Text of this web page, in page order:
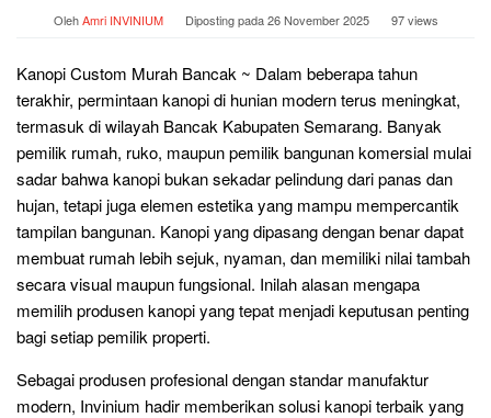
OlehAmri INVINIUM Diposting pada26 November 2025 97 views
Kanopi Custom Murah Bancak ~ Dalam beberapa tahun
terakhir, permintaan kanopi di hunian modern terus meningkat,
termasuk di wilayah Bancak Kabupaten Semarang. Banyak
pemilik rumah, ruko, maupun pemilik bangunan komersial mulai
sadar bahwa kanopi bukan sekadar pelindung dari panas dan
hujan, tetapi juga elemen estetika yang mampu mempercantik
tampilan bangunan. Kanopi yang dipasang dengan benar dapat
membuat rumah lebih sejuk, nyaman, dan memiliki nilai tambah
secara visual maupun fungsional. Inilah alasan mengapa
memilih produsen kanopi yang tepat menjadi keputusan penting
bagi setiap pemilik properti.
Sebagai produsen profesional dengan standar manufaktur
modern, Invinium hadir memberikan solusi kanopi terbaik yang